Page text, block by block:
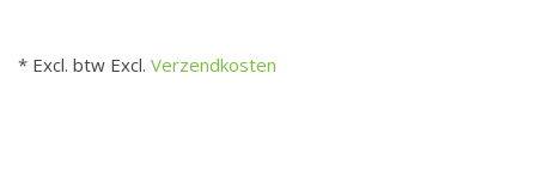
* Excl. btw Excl. Verzendkosten